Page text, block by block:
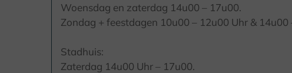
Woensdag en zaterdag 14u00 – 17u00.
Zondag + feestdagen 10u00 – 12u00 Uhr & 14u00
Stadhuis:
Zaterdag 14u00 Uhr – 17u00.